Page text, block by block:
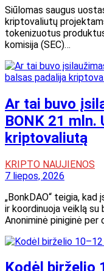
Siūlomas saugus
kriptovaliutų
tokenizuotus
komisija (SEC)…
Ar tai buvo
BONK 21 mln.
kriptovaliutą
KRIPTO NAUJIENOS
7 liepos, 2026
„BonkDAO“ teigia,
ir koordinuoja veiklą
Anoniminė piniginė per